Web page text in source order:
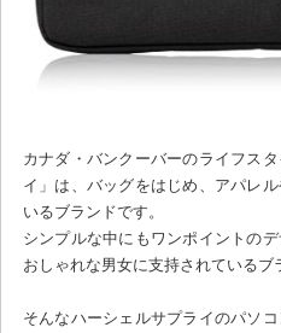
カナダ・バンクーバーのライフス
イ」は、バッグをはじめ、アパレ
いるブランドです。
シンプルな中にもワンポイントの
おしゃれな男女に支持されているブ
そんなハーシェルサプライのパソ